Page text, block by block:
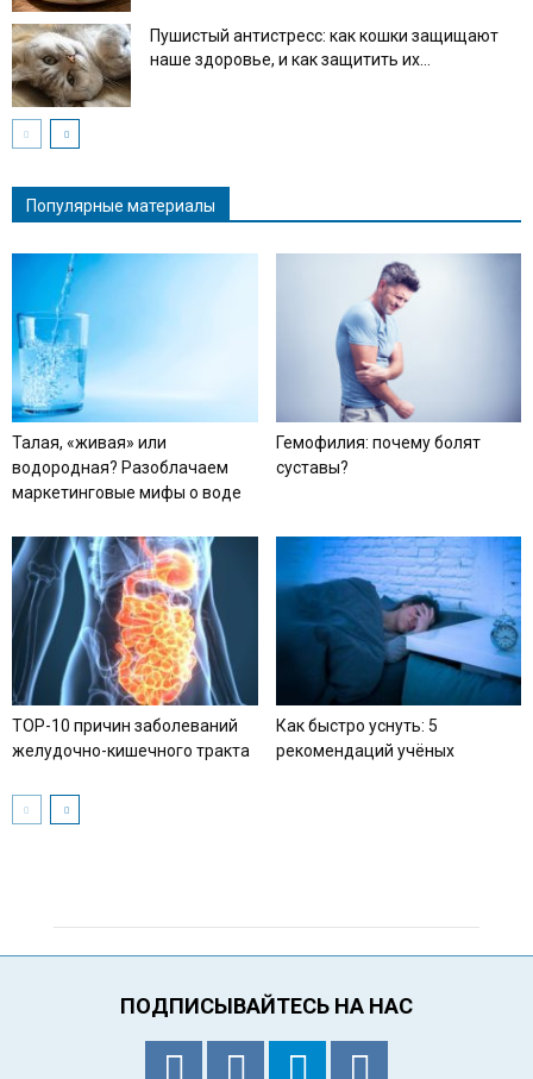
Пушистый антистресс: как кошки защищают
наше здоровье, и как защитить их...
Популярные материалы
Талая, «живая» или
водородная? Разоблачаем
маркетинговые мифы о воде
Гемофилия: почему болят
суставы?
TOP-10 причин заболеваний
желудочно-кишечного тракта
Как быстро уснуть: 5
рекомендаций учёных
ПОДПИСЫВАЙТЕСЬ НА НАС